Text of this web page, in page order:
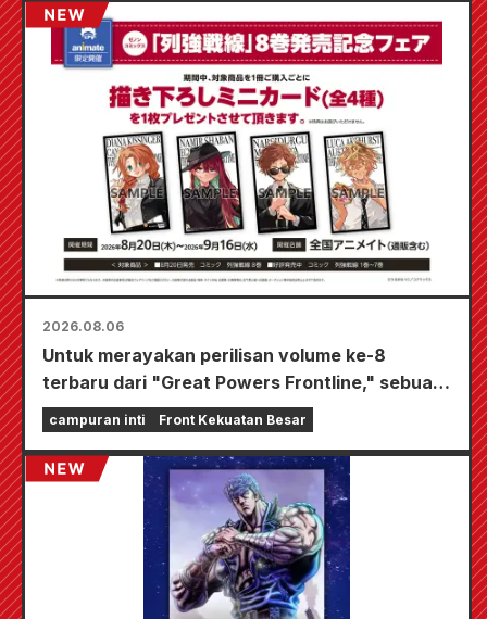
2026.08.06
Untuk merayakan perilisan volume ke-8
terbaru dari "Great Powers Frontline," sebuah
acara terbatas akan diadakan di toko-toko
Animate di seluruh negeri mulai 20 Agustus, di
mana Anda bisa mendapatkan kartu mini yang
digambar khusus (total 4 jenis)!
campuran inti Front Kekuatan Besar